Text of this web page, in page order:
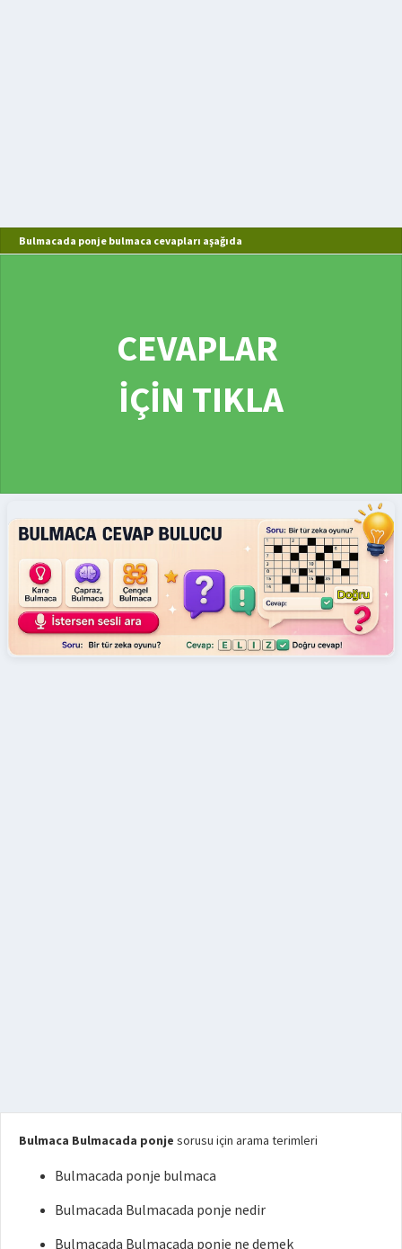
Bulmacada ponje bulmaca cevapları aşağıda
CEVAPLAR
İÇİN TIKLA
Bulmaca Bulmacada ponje sorusu için arama terimleri
Bulmacada ponje bulmaca
Bulmacada Bulmacada ponje nedir
Bulmacada Bulmacada ponje ne demek